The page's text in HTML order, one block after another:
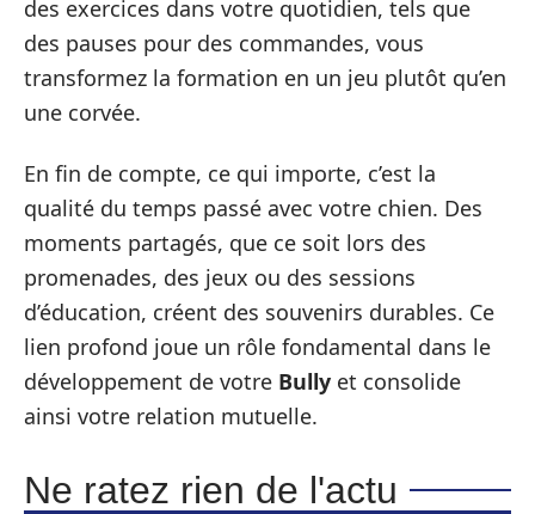
des exercices dans votre quotidien, tels que
des pauses pour des commandes, vous
transformez la formation en un jeu plutôt qu’en
une corvée.
En fin de compte, ce qui importe, c’est la
qualité du temps passé avec votre chien. Des
moments partagés, que ce soit lors des
promenades, des jeux ou des sessions
d’éducation, créent des souvenirs durables. Ce
lien profond joue un rôle fondamental dans le
développement de votre Bully et consolide
ainsi votre relation mutuelle.
Ne ratez rien de l'actu